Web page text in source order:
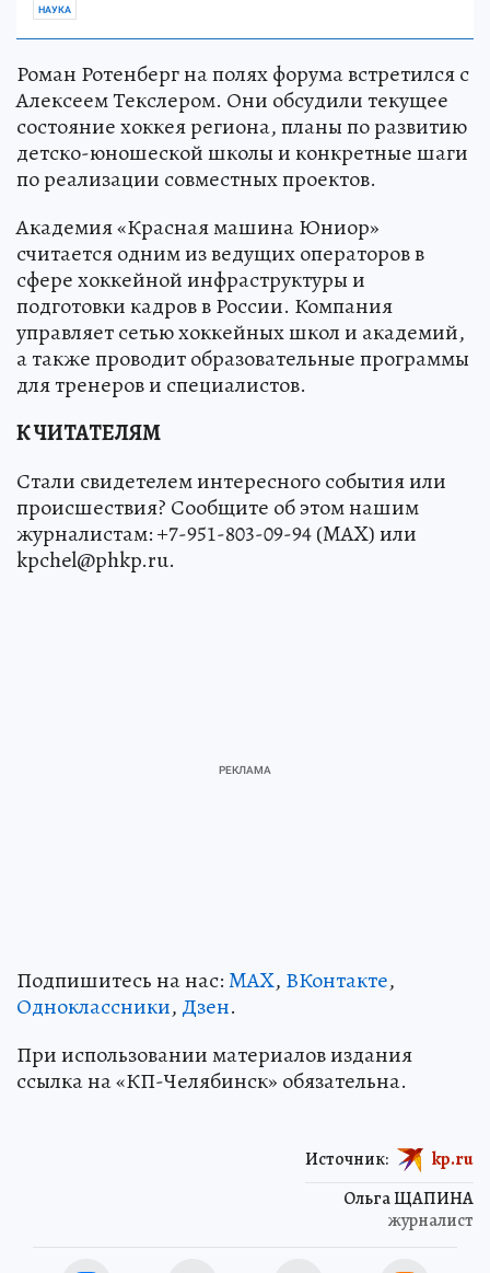
НАУКА
Роман Ротенберг на полях форума встретился с
Алексеем Текслером. Они обсудили текущее
состояние хоккея региона, планы по развитию
детско-юношеской школы и конкретные шаги
по реализации совместных проектов.
Академия «Красная машина Юниор»
считается одним из ведущих операторов в
сфере хоккейной инфраструктуры и
подготовки кадров в России. Компания
управляет сетью хоккейных школ и академий,
а также проводит образовательные программы
для тренеров и специалистов.
К ЧИТАТЕЛЯМ
Стали свидетелем интересного события или
происшествия? Сообщите об этом нашим
журналистам: +7-951-803-09-94 (MAX) или
kpchel@phkp.ru.
Подпишитесь на нас:MAX, ВКонтакте,
Одноклассники, Дзен.
При использовании материалов издания
ссылка на «КП-Челябинск» обязательна.
Ольга ЩАПИНА
журналист
Источник: kp.ru